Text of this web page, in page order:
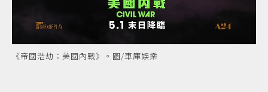
《帝國浩劫：美國內戰》。圖/車庫娛樂